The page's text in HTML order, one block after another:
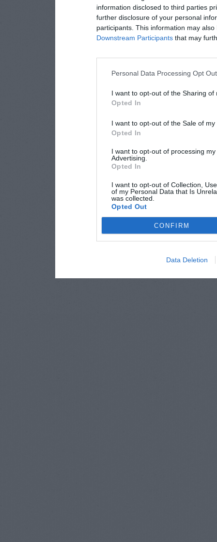
information disclosed to third parties
further disclosure of your personal
participants. This information may
Downstream Participants that may
Personal Data Processing Opt
I want to opt-out of the Sharing of
Opted In
I want to opt-out of the Sale of
Opted In
I want to opt-out of processing
Advertising.
Opted In
I want to opt-out of Collection,
of my Personal Data that Is
was collected.
Opted Out
CONFIRM
Data Deletion